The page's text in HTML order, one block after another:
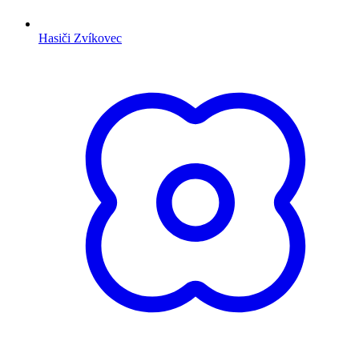
Hasiči Zvíkovec